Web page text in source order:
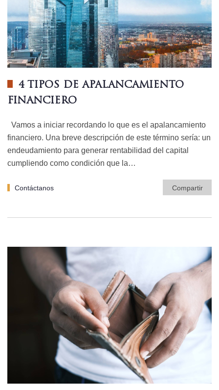
4 TIPOS DE APALANCAMIENTO
FINANCIERO
Vamos a iniciar recordando lo que es el apalancamiento
financiero. Una breve descripción de este término sería: un
endeudamiento para generar rentabilidad del capital
cumpliendo como condición que la…
Contáctanos Compartir